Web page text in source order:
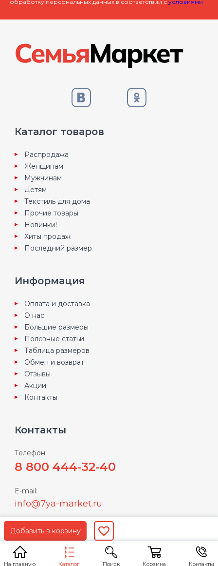
На главную Каталог Поиск Корзина Контакты
обработку персональных данных в соответствии с условиями
Каталог товаров
Распродажа
Женщинам
Мужчинам
Детям
Текстиль для дома
Прочие товары
Новинки!
Хиты продаж
Последний размер
Информация
Оплата и доставка
О нас
Большие размеры
Полезные статьи
Таблица размеров
Обмен и возврат
Отзывы
Акции
Контакты
Контакты
Телефон:
8 800 444-32-40
E-mail:
info@7ya-market.ru
Пользуясь нашим сайтом Вы соглашаетесь с
условиямиполитики конфиденциальности